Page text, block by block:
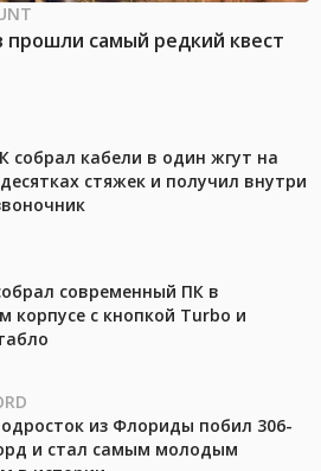
прошли самый редкий квест
собрал кабели в один жгут на
стяжек и получил внутри
современный ПК в
корпусе с кнопкой Turbo и
из Флориды побил 306-
и стал самым молодым